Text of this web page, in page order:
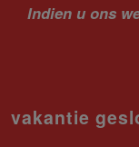
Indien u ons
vakantie